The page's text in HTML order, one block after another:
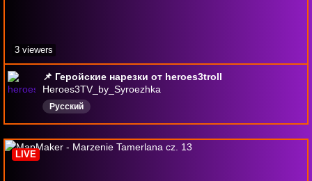
📌 Геройские нарезки от heroes3troll
Heroes3TV_by_Syroezhka
Русский
3 viewers
LIVE